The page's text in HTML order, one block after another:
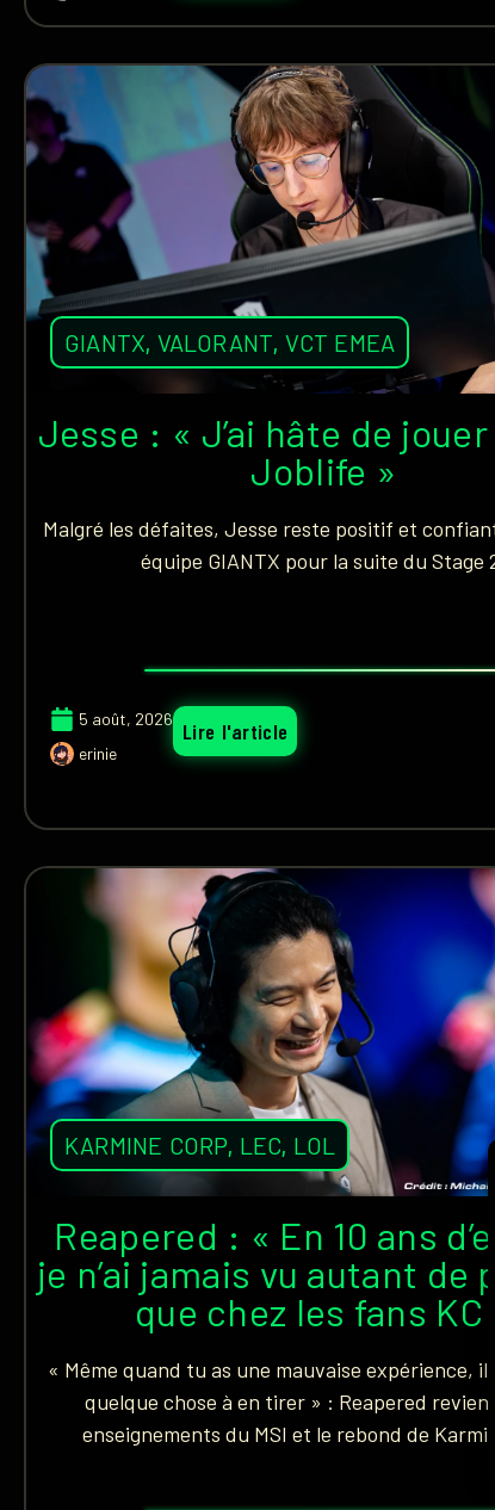
GIANTX, VALORANT, VCT EMEA
Jesse : « J’ai hâte de
Joblife »
Malgré les défaites, Jesse reste positif et
équipe GIANTX pour la suite du Stage
5 août, 2026
erinie
Lire l'article
KARMINE CORP, LEC, LOL
Reapered : « En 10 ans
je n’ai jamais vu autant de
que chez les fans KC »
« Même quand tu as une mauvaise expérience,
quelque chose à en tirer » : Reapered revient
enseignements du MSI et le rebond de